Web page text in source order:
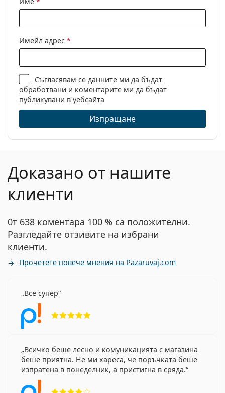
Пол:
Дамски
Категория:
Диоптрични очила
Марка:
Moschino Love
Код:
MOL612 2LF 15 52
Имейл адрес *
Съгласявам се данните ми да бъдат
обработвани и коментарите ми да бъдат
публикувани в уебсайта
Изпращане
Доказано от нашите
клиенти
0т 638 коментара 100 % са положителни.
Разгледайте отзивите на избрани
клиенти.
Прочетете повече мнения на Pazaruvaj.com
Все супер
Всичко беше лесно и комуникацията с магазина
беше приятна. Не ми хареса, че поръчката беше
изпратена в понеделник, а пристигна в сряда.